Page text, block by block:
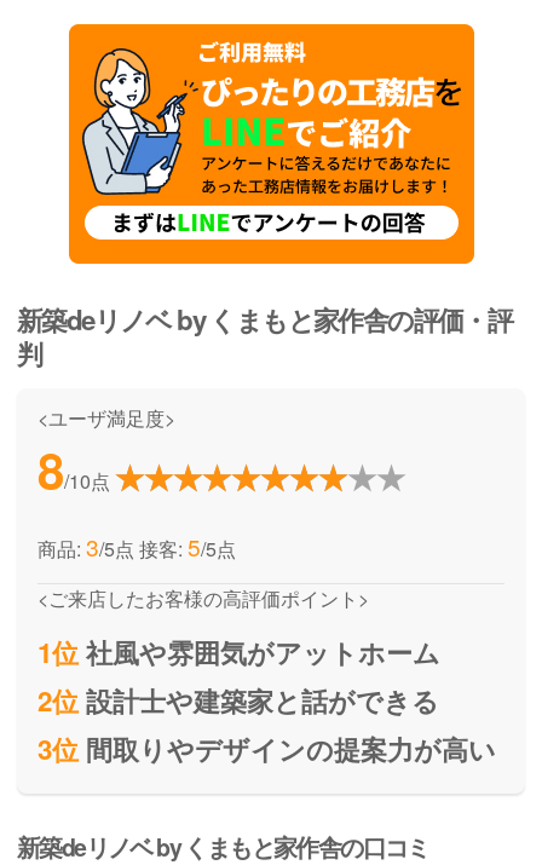
新築deリノベ by くまもと家作舎の評価・評
判
<ユーザ満足度>
8/10点
商品: 3/5点 接客: 5/5点
<ご来店したお客様の高評価ポイント>
1位社風や雰囲気がアットホーム
2位設計士や建築家と話ができる
3位間取りやデザインの提案力が高い
新築deリノベ by くまもと家作舎の口コミ